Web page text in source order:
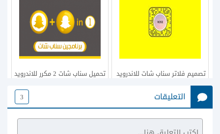
تصميم فلاتر سناب شات للاندرويد
للمناسبات بطرق متعددة
تحميل سناب شات 2 مكرر للاندرويد
لفتح اكثر من حساب سناب شات
التعليقات 3